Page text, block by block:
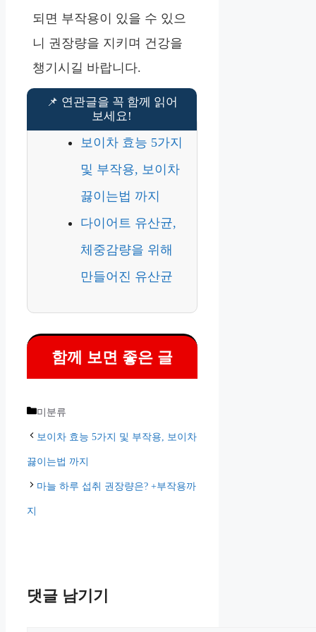
되면 부작용이 있을 수 있으
니 권장량을 지키며 건강을
챙기시길 바랍니다.
보이차 효능 5가지
및 부작용, 보이차
끓이는법 까지
다이어트 유산균,
체중감량을 위해
만들어진 유산균
함께 보면 좋은 글
카
테
고
리
미분류
보이차 효능 5가지 및 부작용, 보이차
끓이는법 까지
마늘 하루 섭취 권장량은? +부작용까
지
댓글 남기기